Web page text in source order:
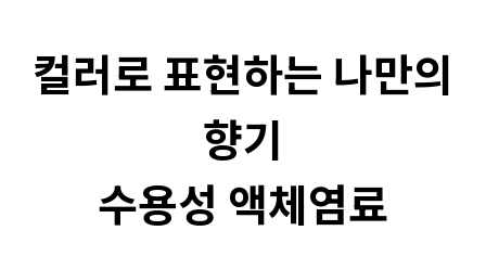
컬러로 표현하는 나만의
향기
수용성 액체염료